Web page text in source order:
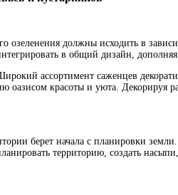
озеленения должны исходить в
в общий дизайн,
ассортимент саженцев
оазисом красоты и уюта.
берет начала с планировки
территорию, создать